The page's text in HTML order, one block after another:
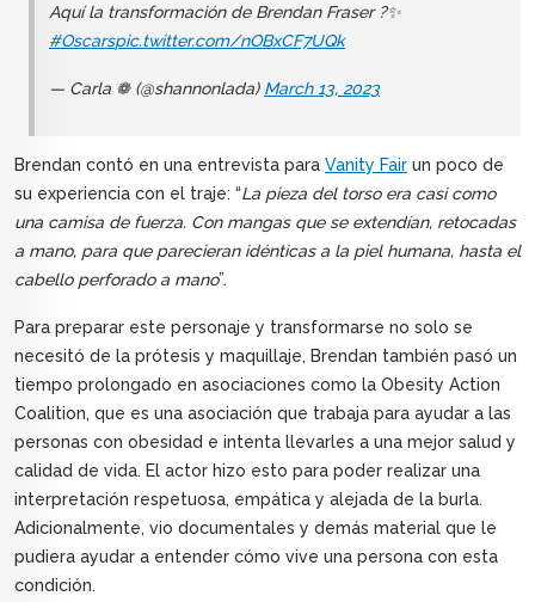
Aquí la transformación de Brendan Fraser ?✨
#Oscarspic.twitter.com/nOBxCF7UQk
— Carla ❁ (@shannonlada) March 13, 2023
Brendan contó en una entrevista para Vanity Fair un poco de
su experiencia con el traje: “La pieza del torso era casi como
una camisa de fuerza. Con mangas que se extendían, retocadas
a mano, para que parecieran idénticas a la piel humana, hasta el
cabello perforado a mano”.
Para preparar este personaje y transformarse no solo se
necesitó de la prótesis y maquillaje, Brendan también pasó un
tiempo prolongado en asociaciones como la Obesity Action
Coalition, que es una asociación que trabaja para ayudar a las
personas con obesidad e intenta llevarles a una mejor salud y
calidad de vida. El actor hizo esto para poder realizar una
interpretación respetuosa, empática y alejada de la burla.
Adicionalmente, vio documentales y demás material que le
pudiera ayudar a entender cómo vive una persona con esta
condición.